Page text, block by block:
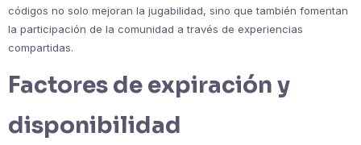
códigos no solo mejoran la jugabilidad, sino que también fomentan
la participación de la comunidad a través de experiencias
compartidas.
Factores de expiración y
disponibilidad